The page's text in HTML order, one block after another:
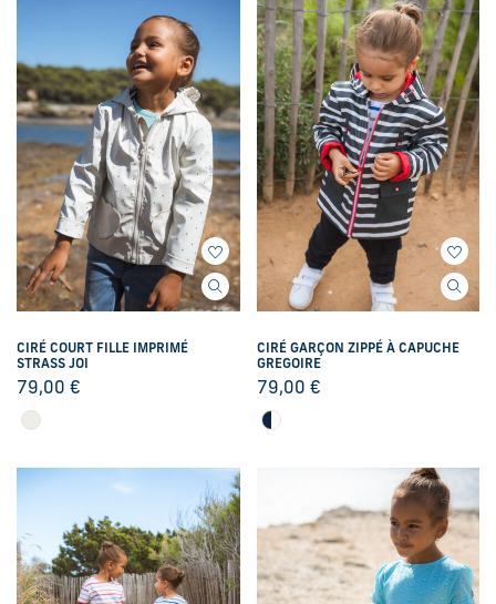
CIRÉ COURT FILLE IMPRIMÉ
STRASS JOI
79,00 €
CIRÉ GARÇON ZIPPÉ À CAPUCHE
GREGOIRE
79,00 €